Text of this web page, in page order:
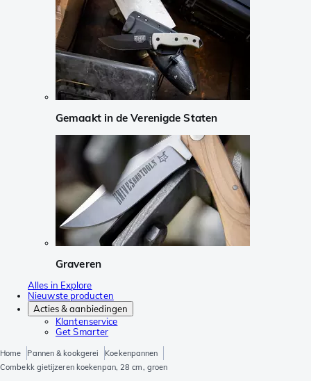
Gemaakt in de Verenigde Staten
Graveren
Alles in Explore
Nieuwste producten
Acties & aanbiedingen
Klantenservice
Get Smarter
Home Pannen & kookgerei
Koekenpannen
Combekk gietijzeren koekenpan, 28 cm, groen